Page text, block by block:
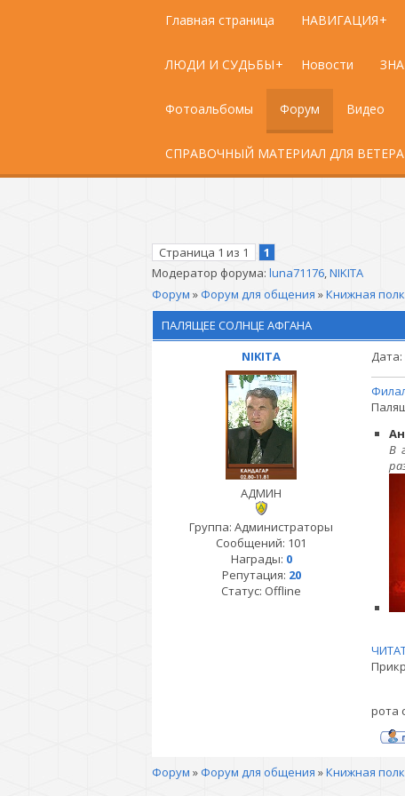
Главная страница НАВИГАЦИЯ
ЛЮДИ И СУДЬБЫ Новости
Фотоальбомы Форум Видео
СПРАВОЧНЫЙ МАТЕРИАЛ ДЛЯ
Страница 1 из 1
1
Модератор форума: luna71176,NIKITA
Форум » Форум для общения »Книжная
ПАЛЯЩЕЕ СОЛНЦЕ АФГАНА
NIKITA
Дата:
АДМИН
Группа: Администраторы
Сообщений: 101
Награды: 0
Репутация: 20
Статус: Offline
В
рота
Форум » Форум для общения »Книжная